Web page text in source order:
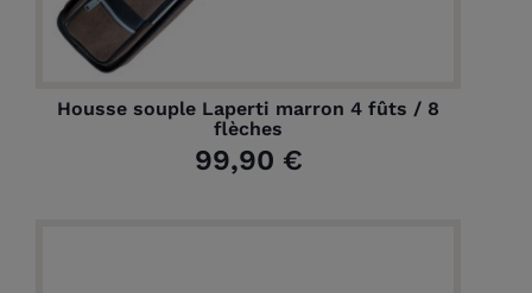
Housse souple Laperti marron 4 fûts / 8
flèches
99,90 €